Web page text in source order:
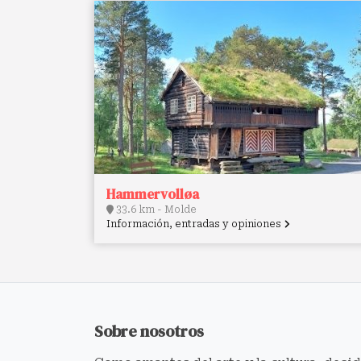
Hammervolløa
33.6 km - Molde
Información, entradas y opiniones
Sobre nosotros